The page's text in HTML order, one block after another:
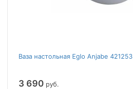
Ваза настольная Eglo Anjabe 421253
3 690 руб.